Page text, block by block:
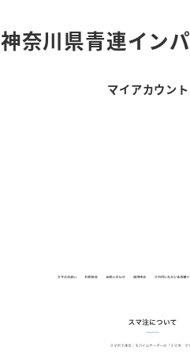
神奈川県青連イン
マイアカウント